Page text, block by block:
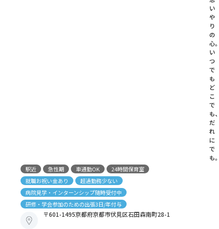
い
や
り
の
心
い
つ
で
も
ど
こ
で
も
だ
れ
に
で
も
駅近 急性期 車通勤OK
24時間保育室
就職お祝い金あり
超過勤務少ない
病院見学・インターンシップ随時受付中
研修・学会参加のための出張3日/年付与
〒601-1495京都府京都市伏見区石田森南町28-1